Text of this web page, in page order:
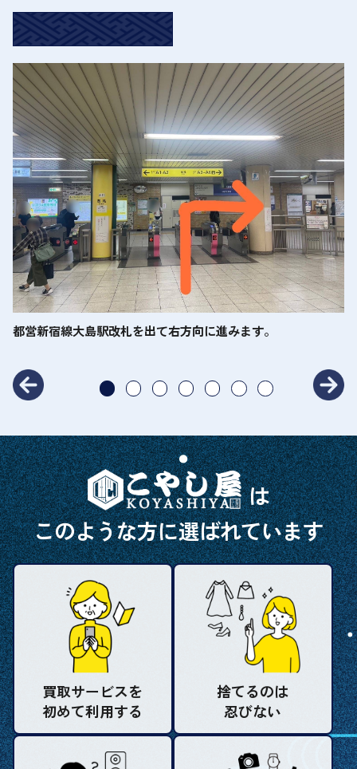
都営新宿線大島駅改札を出て右方向に進みます。
は
このような方に選ばれています
買取サービスを
初めて利用する
捨てるのは
忍びない